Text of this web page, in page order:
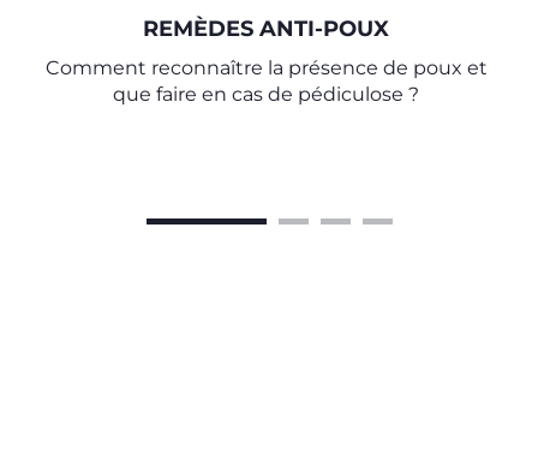
REMÈDES ANTI-POUX
Comment reconnaître la présence de poux et
que faire en cas de pédiculose ?